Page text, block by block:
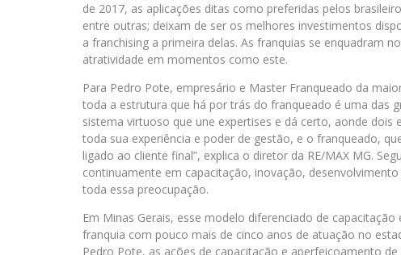
de 2017, as aplicações ditas como preferidas pelos
entre outras; deixam de ser os melhores investimentos
a franchising a primeira delas. As franquias se enquadram
atratividade em momentos como este.
Para Pedro Pote, empresário e Master Franqueado da
toda a estrutura que há por trás do franqueado é uma das
sistema virtuoso que une expertises e dá certo, aonde
toda sua experiência e poder de gestão, e o franqueado,
ligado ao cliente final”, explica o diretor da RE/MAX MG.
continuamente em capacitação, inovação,
toda essa preocupação.
Em Minas Gerais, esse modelo diferenciado de
franquia com pouco mais de cinco anos de atuação no
Pedro Pote, as ações de capacitação e aperfeiçoamento